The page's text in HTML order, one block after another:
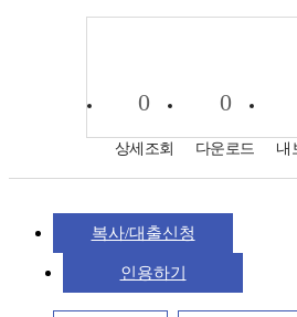
0
상세조회
0
다운로드 내
복사/대출신청
인용하기